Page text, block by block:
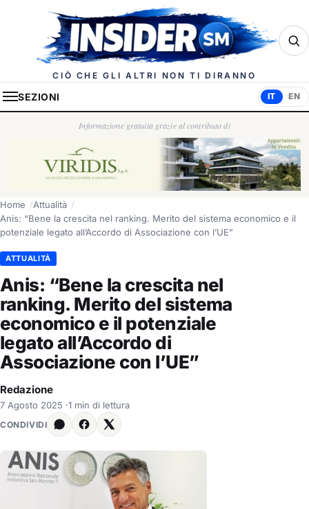
Insider.sm
CIÒ CHE GLI ALTRI NON TI DIRANNO
SEZIONI IT EN
Informazione gratuita grazie al contributo di
Home
Attualità
Anis: “Bene la crescita nel ranking. Merito del sistema economico e il
potenziale legato all’Accordo di Associazione con l’UE”
ATTUALITÀ
Anis: “Bene la crescita nel
ranking. Merito del sistema
economico e il potenziale
legato all’Accordo di
Associazione con l’UE”
Redazione
7 Agosto 2025 ·1 min di lettura
CONDIVIDI